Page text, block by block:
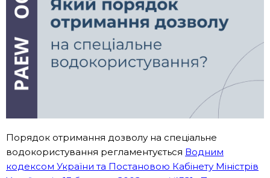
Порядок отримання дозволу на спеціальне
водокористування регламентується Водним
кодексом України та Постановою Кабінету Міністрів